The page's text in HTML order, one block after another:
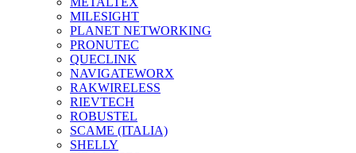
MILESIGHT
PLANET NETWORKING
PRONUTEC
QUECLINK
NAVIGATEWORX
RAKWIRELESS
RIEVTECH
ROBUSTEL
SCAME (ITALIA)
SHELLY